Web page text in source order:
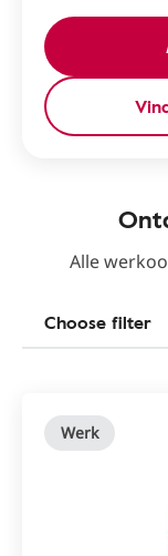
Alle
Choose filter
Werk